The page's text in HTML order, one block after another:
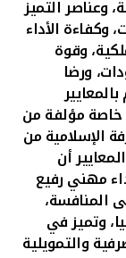
وعناصر التميز
وكفاءة الأداء
وقوة
ورضا
خاصة مؤلفة من
الإسلامية من
أن
مهني رفيع
المنافسة،
وتميز في
والتمويلية